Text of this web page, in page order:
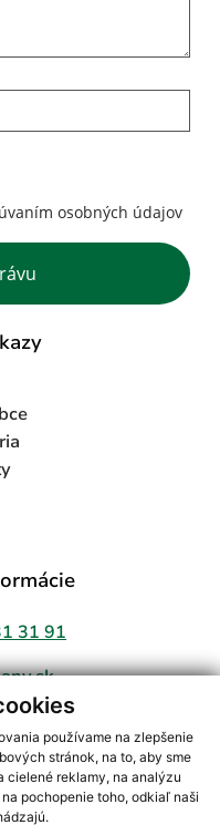
používame na zlepšenie
stránok, na to, aby sme
cielené reklamy, na analýzu
pochopenie toho, odkiaľ naši
osobných údajov
31 91
informácií s využitím RSS
2,Mapa stránok,web portál
,registrácia domény